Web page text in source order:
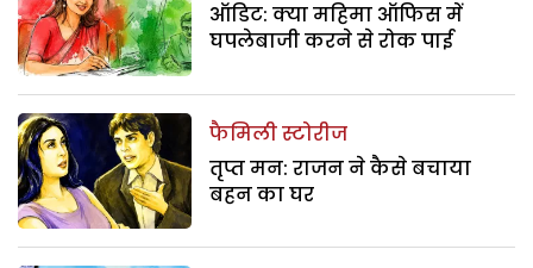
ऑडिट: क्या महिमा ऑफिस में
घपलेबाजी करने से रोक पाई
फैमिली स्टोरीज
तृप्त मन: राजन ने कैसे बचाया
बहन का घर